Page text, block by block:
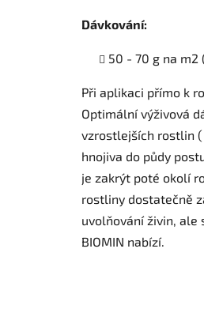
Dávkování:
50 - 70 g na m2
Při aplikaci přímo k
Optimální výživová
vzrostlejších rostlin (
hnojiva do půdy
je zakrýt poté okolí
rostliny dostatečně
uvolňování živin,
BIOMIN nabízí.